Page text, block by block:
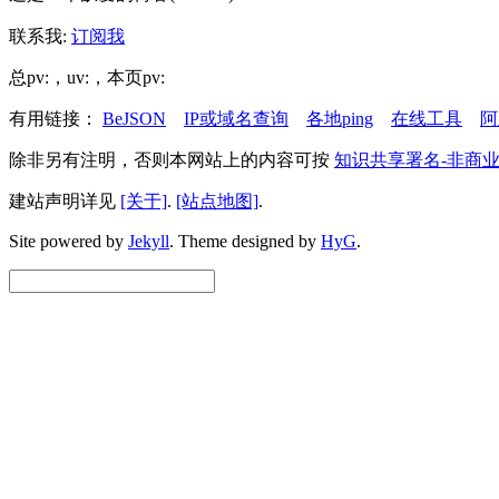
联系我: 订阅我
总pv: ，uv: ，本页pv:
有用链接： BeJSON IP或域名查询 各地ping 在线工具
除非另有注明，否则本网站上的内容可按 知识共享署名-非商
建站声明详见 [关于]. [站点地图].
Site powered by Jekyll. Theme designed by HyG.